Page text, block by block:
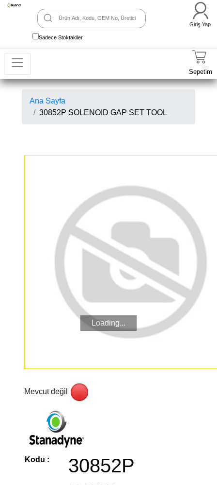
Sadece Stoktakiler
Giriş Yap
Sepetim
Ana Sayfa
30852P SOLENOID GAP SET TOOL
Loading...
Mevcut değil
Kodu : 30852P